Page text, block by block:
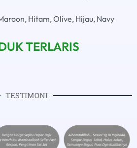
Hitam, Olive, Hijau, Navy
TERLARIS
TESTIMONI